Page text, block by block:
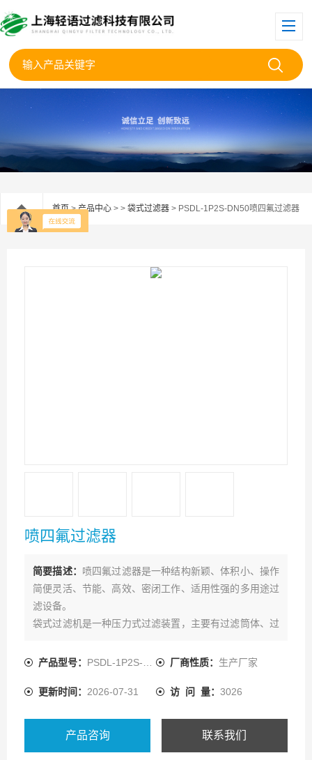
首页>产品中心 > > 袋式过滤器 > PSDL-1P2S-DN50喷四氟过滤器
喷四氟过滤器
简要描述： 喷四氟过滤器是一种结构新颖、体积小、操作
简便灵活、节能、高效、密闭工作、适用性强的多用途过
滤设备。
袋式过滤机是一种压力式过滤装置，主要有过滤筒体、过
滤液由过滤机外壳的旁侧入口管流入滤袋，滤袋本身是装
获得合格的滤液，杂质颗粒被滤
产品型号： PSDL-1P2S-DN50 厂商性质： 生产厂家
更新时间： 2026-07-31 访 问 量： 3026
产品咨询 联系我们